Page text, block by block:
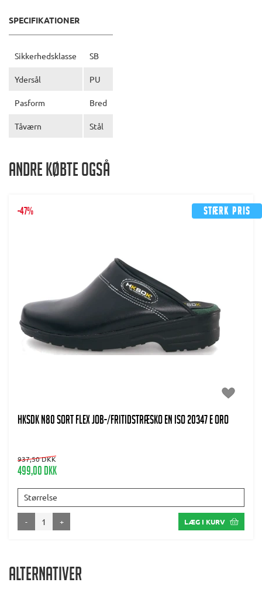
SPECIFIKATIONER
Sikkerhedsklasse SB
Ydersål PU
Pasform Bred
Tåværn Stål
Andre købte også
Stærk pris
-47%
HKSDK N80 Sort flex job-/fritidstræsko EN ISO 20347 E ORO
937,50 DKK
499,00 DKK
Størrelse
- + LÆG I KURV
Alternativer